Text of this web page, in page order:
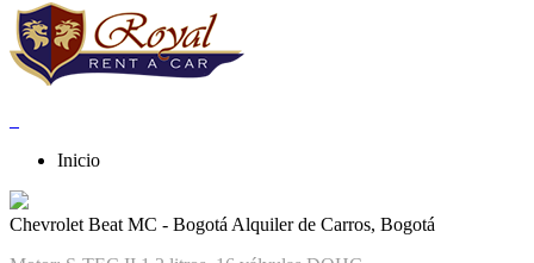
Inicio
Chevrolet Beat MC - Bogotá Alquiler de Carros, Bogotá